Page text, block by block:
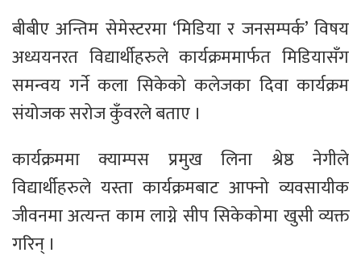
बीबीए अन्तिम सेमेस्टरमा ‘मिडिया र जनसम्पर्क’ विषय
अध्ययनरत विद्यार्थीहरुले कार्यक्रममार्फत मिडियासँग
समन्वय गर्ने कला सिकेको कलेजका दिवा कार्यक्रम
संयोजक सरोज कुँवरले बताए ।
कार्यक्रममा क्याम्पस प्रमुख लिना श्रेष्ठ नेगीले
विद्यार्थीहरुले यस्ता कार्यक्रमबाट आफ्नो व्यवसायीक
जीवनमा अत्यन्त काम लाग्ने सीप सिकेकोमा खुसी व्यक्त
गरिन् ।